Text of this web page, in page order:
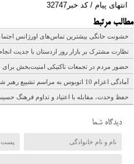
انتهای پیام / کد خبر32747
مطالب مرتبط
خشونت خانگی بیشترین تماس‌های اورژانس
نظارت مشترک بر بازار روز اردستان با جدیت
حضور مردم در تجمعات تاکتیکی امنیت‌بخش
آمادگی اعزام 10 اتوبوس به مراسم تشییع رهبر شهید وبرپایی چهار موکب
حفظ وحدت، مقابله با اعتیاد و تداوم فرهنگ
دیدگاه شما